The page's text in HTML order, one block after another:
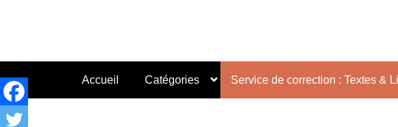
Accueil Catégories Service de correction : Textes &